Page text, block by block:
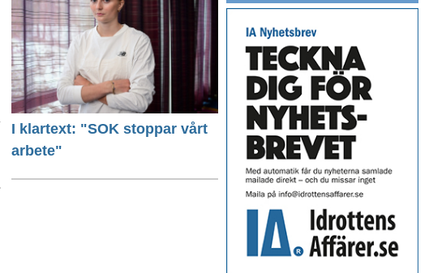
I klartext: "SOK stoppar vårt
arbete"